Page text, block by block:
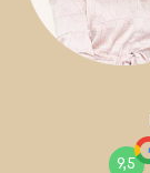
9,5